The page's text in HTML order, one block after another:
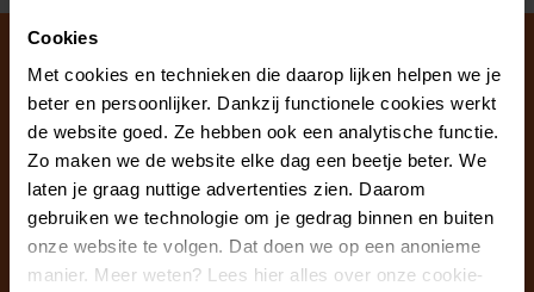
Cookies
Met cookies en technieken die daarop lijken helpen we je
beter en persoonlijker. Dankzij functionele cookies werkt
de website goed. Ze hebben ook een analytische functie.
Zo maken we de website elke dag een beetje beter. We
laten je graag nuttige advertenties zien. Daarom
gebruiken we technologie om je gedrag binnen en buiten
onze website te volgen. Dat doen we op een anonieme
manier. Meer weten? Lees hier alles over onze cookie-
Klantenservice & FAQ
Wij staan voor u klaar.
Ma t/m vr van 09:30 - 16:00 telefonisch
+31 (0)13 785 62 41